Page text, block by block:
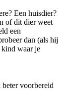
Een huisdier?
of dit dier weet
een
dan (als hij
kind waar je
beter voorbereid